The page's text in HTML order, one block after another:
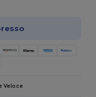
Veloce